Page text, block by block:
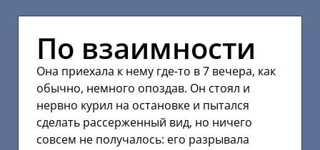
По взаимности
Она приехала к нему где-то в 7 вечера, как
обычно, немного опоздав. Он стоял и
нервно курил на остановке и пытался
сделать рассерженный вид, но ничего
совсем не получалось: его разрывала